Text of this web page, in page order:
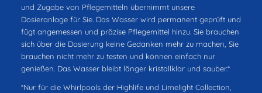
und Zugabe von Pflegemitteln übernimmt unsere
Dosieranlage für Sie. Das Wasser wird permanent geprüft und
fügt angemessen und präzise Pflegemittel hinzu. Sie brauchen
sich über die Dosierung keine Gedanken mehr zu machen, Sie
brauchen nicht mehr zu testen und können einfach nur
genießen. Das Wasser bleibt länger kristallklar und sauber.*
*Nur für die Whirlpools der Highlife und Limelight Collection,